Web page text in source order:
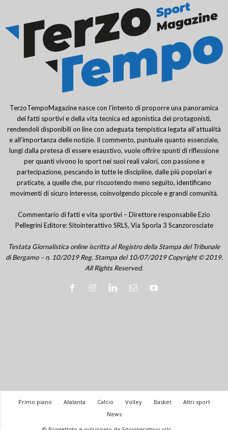
TerzoTempoMagazine nasce con l’intento di proporre una panoramica
dei fatti sportivi e della vita tecnica ed agonistica dei protagonisti,
rendendoli disponibili on line con adeguata tempistica legata all’attualità
e all’importanza delle notizie. Il commento, puntuale quanto essenziale,
lungi dalla pretesa di essere esaustivo, vuole offrire spunti di riflessione
per quanti vivono lo sport nei suoi reali valori, con passione e
partecipazione, pescando in tutte le discipline, dalle più popolari e
praticate, a quelle che, pur riscuotendo meno seguito, identificano
movimenti di sicuro interesse, coinvolgendo piccole e grandi comunità.
Commentario di fatti e vita sportivi – Direttore responsabile Ezio
Pellegrini Editore: Sitointerattivo SRLS, Via Sporla 3 Scanzorosciate
Testata Giornalistica online iscritta al Registro della Stampa del Tribunale
di Bergamo – n. 10/2019 Reg. Stampa del 10/07/2019 Copyright © 2019.
All Rights Reserved.
Primo piano Atalanta Calcio Volley Basket
Altri sport
News